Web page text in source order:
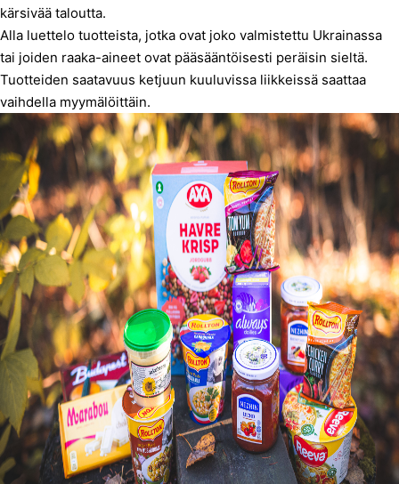
kärsivää taloutta.
Alla luettelo tuotteista, jotka ovat joko valmistettu Ukrainassa
tai joiden raaka-aineet ovat pääsääntöisesti peräisin sieltä.
Tuotteiden saatavuus ketjuun kuuluvissa liikkeissä saattaa
vaihdella myymälöittäin.